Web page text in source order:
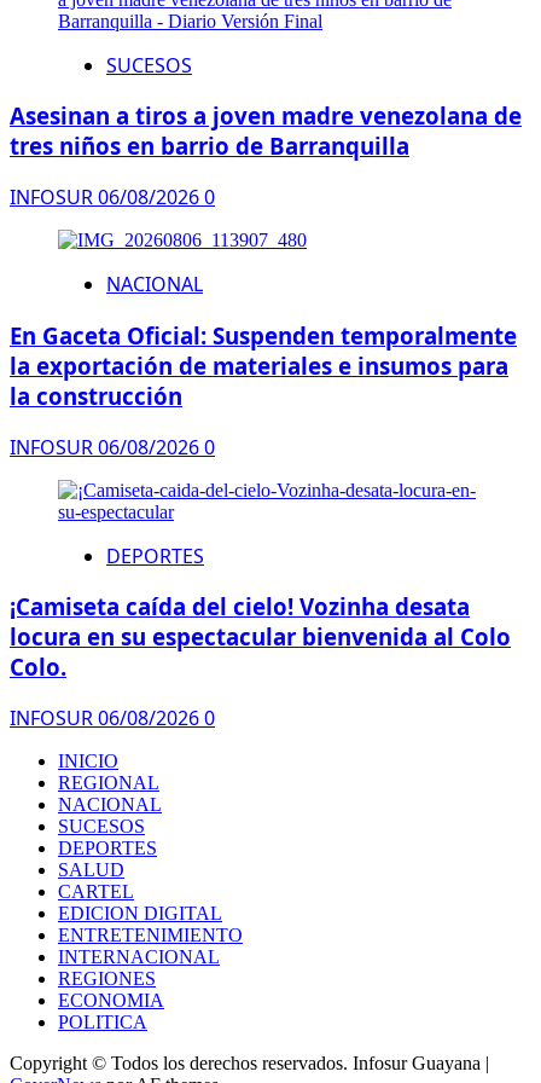
SUCESOS
Asesinan a tiros a joven madre venezolana de
tres niños en barrio de Barranquilla
INFOSUR06/08/20260
NACIONAL
En Gaceta Oficial: Suspenden temporalmente
la exportación de materiales e insumos para
la construcción
INFOSUR06/08/20260
DEPORTES
¡Camiseta caída del cielo! Vozinha desata
locura en su espectacular bienvenida al Colo
Colo.
INFOSUR06/08/20260
INICIO
REGIONAL
NACIONAL
SUCESOS
DEPORTES
SALUD
CARTEL
EDICION DIGITAL
ENTRETENIMIENTO
INTERNACIONAL
REGIONES
ECONOMIA
POLITICA
Copyright © Todos los derechos reservados. Infosur Guayana |